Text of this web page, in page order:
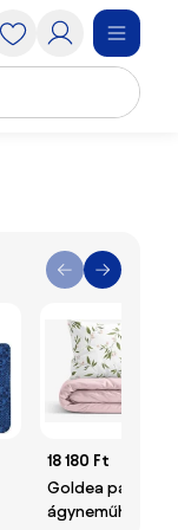
18 180 Ft
Goldea pamut
ágyneműhuzat